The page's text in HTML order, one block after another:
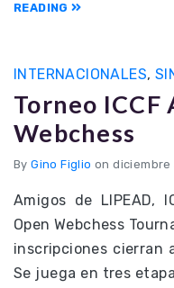
READING
INTERNACIONALES,
Torneo
Webchess
ByGino Figlio on diciembre
Amigos de LIPEAD,
Open Webchess
inscripciones cierran
Se juega en tres